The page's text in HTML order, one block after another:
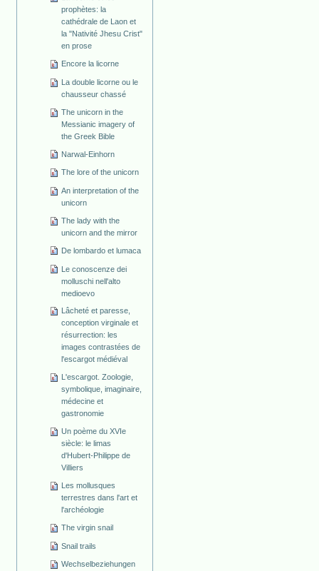
prophètes: la
cathédrale de Laon et
la "Nativité Jhesu Crist"
en prose
Encore la licorne
La double licorne ou le
chausseur chassé
The unicorn in the
Messianic imagery of
the Greek Bible
Narwal-Einhorn
The lore of the unicorn
An interpretation of the
unicorn
The lady with the
unicorn and the mirror
De lombardo et lumaca
Le conoscenze dei
molluschi nell'alto
medioevo
Lâcheté et paresse,
conception virginale et
résurrection: les
images contrastées de
l'escargot médiéval
L'escargot. Zoologie,
symbolique, imaginaire,
médecine et
gastronomie
Un poème du XVIe
siècle: le limas
d'Hubert-Philippe de
Villiers
Les mollusques
terrestres dans l'art et
l'archéologie
The virgin snail
Snail trails
Wechselbeziehungen